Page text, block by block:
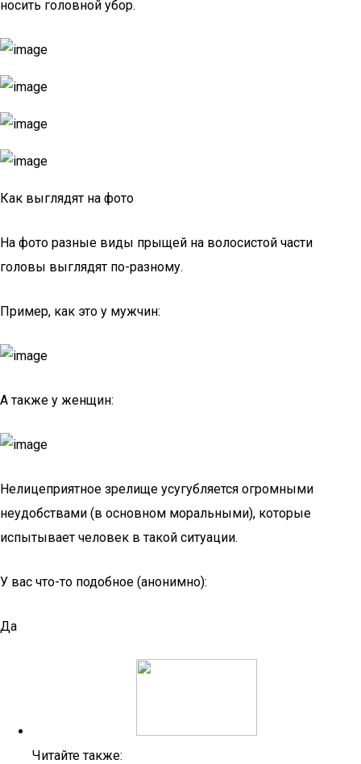
носить головной убор.
Как выглядят на фото
На фото разные виды прыщей на волосистой части
головы выглядят по-разному.
Пример, как это у мужчин:
А также у женщин:
Нелицеприятное зрелище усугубляется огромными
неудобствами (в основном моральными), которые
испытывает человек в такой ситуации.
У вас что-то подобное (анонимно):
Да
Читайте также: